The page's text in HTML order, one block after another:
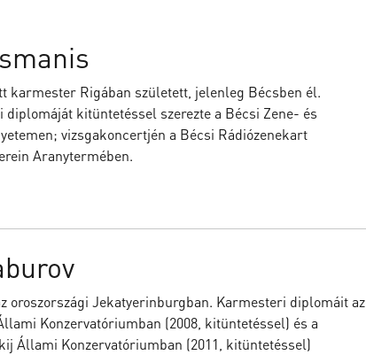
karmester Rigában született, jelenleg Bécsben él.
kitüntetéssel szerezte a Bécsi Zene- és
vizsgakoncertjén a Bécsi Rádiózenekart
Aranytermében.
oroszországi Jekatyerinburgban. Karmesteri diplomáit az
Konzervatóriumban (2008, kitüntetéssel) és a
Állami Konzervatóriumban (2011, kitüntetéssel)